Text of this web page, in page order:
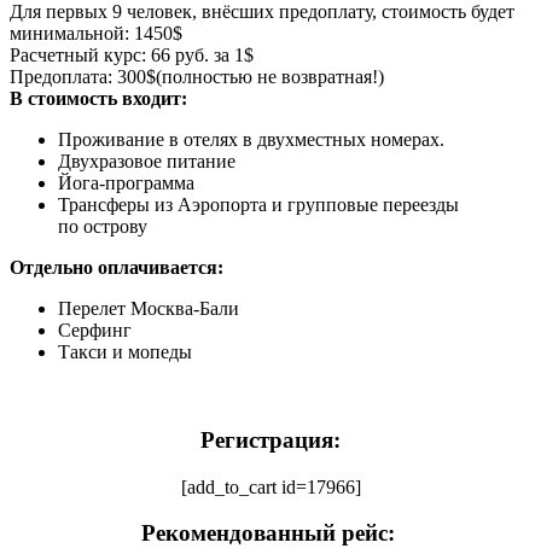
Для первых 9 человек, внёсших предоплату, стоимость будет
минимальной: 1450$
Расчетный курс: 66 руб. за 1$
Предоплата: 300$(полностью не возвратная!)
В стоимость входит:
Проживание в отелях в двухместных номерах.
Двухразовое питание
Йога-программа
Трансферы из Аэропорта и групповые переезды
по острову
Отдельно оплачивается:
Перелет Москва-Бали
Серфинг
Такси и мопеды
Регистрация:
[add_to_cart id=17966]
Рекомендованный рейс: